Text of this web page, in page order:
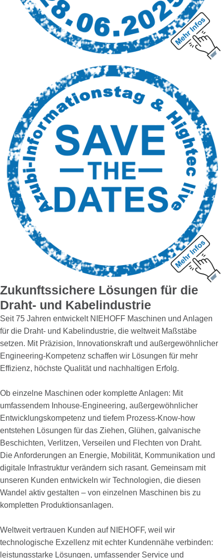
Zukunftssichere Lösungen für die
Draht- und Kabelindustrie
Seit 75 Jahren entwickelt NIEHOFF Maschinen und Anlagen
für die Draht- und Kabelindustrie, die weltweit Maßstäbe
setzen. Mit Präzision, Innovationskraft und außergewöhnlicher
Engineering-Kompetenz schaffen wir Lösungen für mehr
Effizienz, höchste Qualität und nachhaltigen Erfolg.
Ob einzelne Maschinen oder komplette Anlagen: Mit
umfassendem Inhouse-Engineering, außergewöhnlicher
Entwicklungskompetenz und tiefem Prozess-Know-how
entstehen Lösungen für das Ziehen, Glühen, galvanische
Beschichten, Verlitzen, Verseilen und Flechten von Draht.
Die Anforderungen an Energie, Mobilität, Kommunikation und
digitale Infrastruktur verändern sich rasant. Gemeinsam mit
unseren Kunden entwickeln wir Technologien, die diesen
Wandel aktiv gestalten – von einzelnen Maschinen bis zu
kompletten Produktionsanlagen.
Weltweit vertrauen Kunden auf NIEHOFF, weil wir
technologische Exzellenz mit echter Kundennähe verbinden:
leistungsstarke Lösungen, umfassender Service und